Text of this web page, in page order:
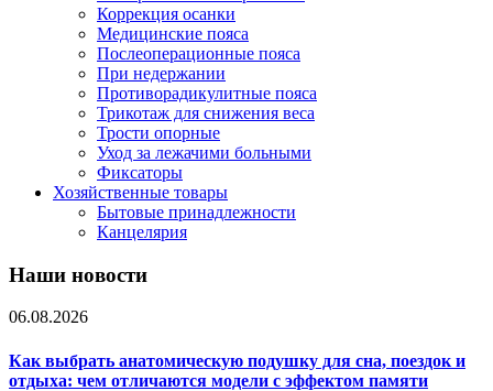
Коррекция осанки
Медицинские пояса
Послеоперационные пояса
При недержании
Противорадикулитные пояса
Трикотаж для снижения веса
Трости опорные
Уход за лежачими больными
Фиксаторы
Хозяйственные товары
Бытовые принадлежности
Канцелярия
Наши новости
06.08.2026
Как выбрать анатомическую подушку для сна, поездок и
отдыха: чем отличаются модели с эффектом памяти